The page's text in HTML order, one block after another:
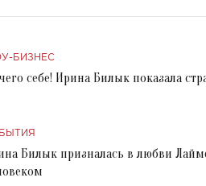
БИЗНЕС
себе! Ирина Билык показала
Билык призналась в любви